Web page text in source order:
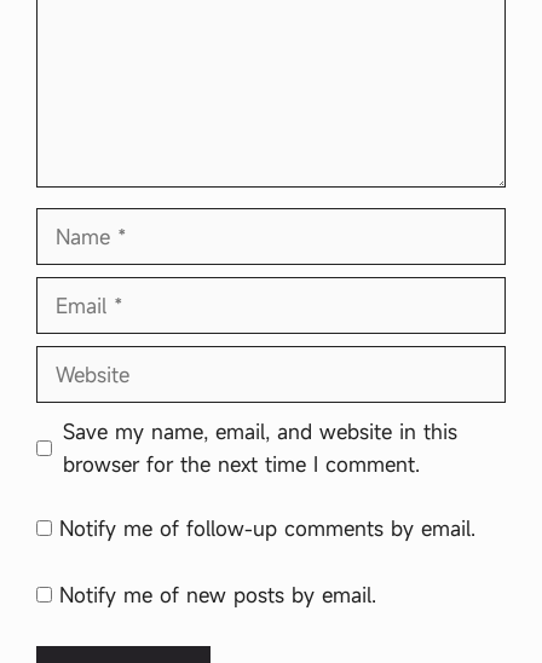
Name
Email
Website
Save my name, email, and website in this
browser for the next time I comment.
Notify me of follow-up comments by email.
Notify me of new posts by email.